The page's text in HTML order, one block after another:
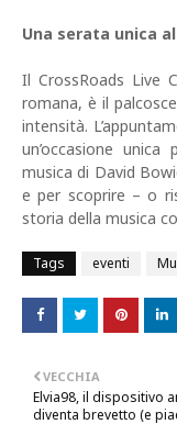
Una serata unica
Il CrossRoads Live
romana, è il
intensità.
un’occasione
musica di David
e per scoprire – o
storia della musica
Tags eventi
VECCHIA
Elvia98, il dispositivo
diventa brevetto (e